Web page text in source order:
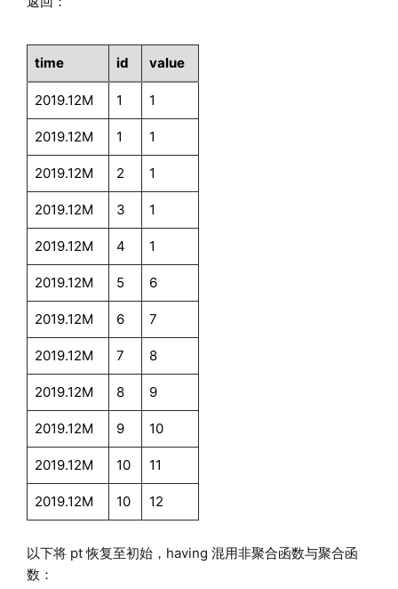
time id value
2019.12M 1 1
2019.12M 1 1
2019.12M 2 1
2019.12M 3 1
2019.12M 4 1
2019.12M 5 6
2019.12M 6 7
2019.12M 7 8
2019.12M 8 9
2019.12M 9 10
2019.12M 10 11
2019.12M 10 12
以下将 pt 恢复至初始，having 混用非聚合函数与聚合函
数：